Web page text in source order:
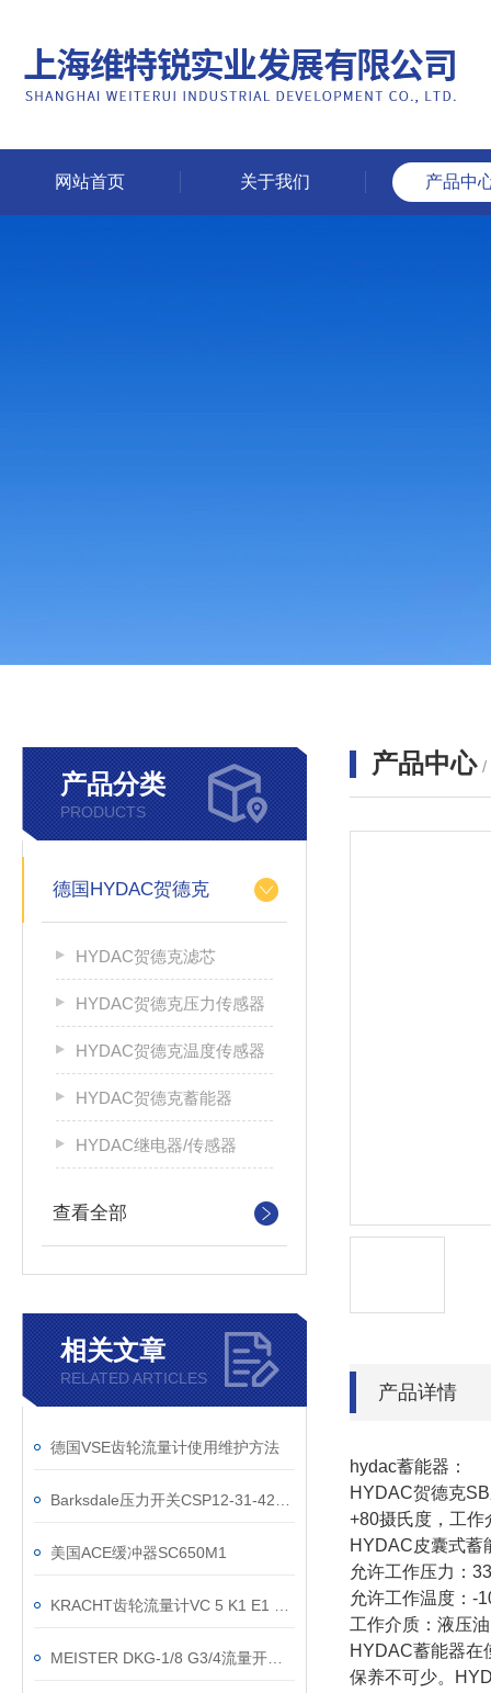
网站首页 关于我们 产品中
产品分类
PRODUCTS
德国HYDAC贺德克
HYDAC贺德克滤芯
HYDAC贺德克压力传感器
HYDAC贺德克温度传感器
HYDAC贺德克蓄能器
HYDAC继电器/传感器
查看全部
相关文章
RELATED ARTICLES
德国VSE齿轮流量计使用维护方法
美国ACE缓冲器SC650M1
产品中心 /
产品详情
hydac蓄能器：
HYDAC贺德克
+80摄氏度，工作
HYDAC皮囊式蓄
允许工作压力：
允许工作温度：-
工作介质：液压
HYDAC蓄能器在
保养不可少。